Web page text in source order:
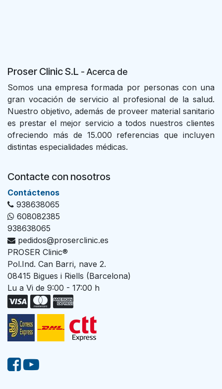
Proser Clinic S.L - Acerca de
Somos una empresa formada por personas con una
gran vocación de servicio al profesional de la salud.
Nuestro objetivo, además de proveer material sanitario
es prestar el mejor servicio a todos nuestros clientes
ofreciendo más de 15.000 referencias que incluyen
distintas especialidades médicas.
Contacte con nosotros
Con​tác​tenos
938638065
608082385
938638065
pedidos@proserclinic.es
PROSER Clinic®
Pol.Ind. Can Barri, nave 2.
08415 Bigues i Riells (Barcelona)
Lu a Vi de 9:00 - 17:00 h